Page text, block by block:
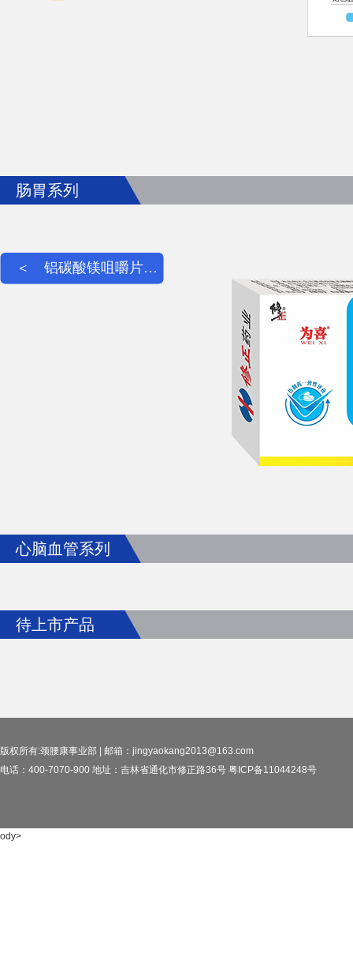
肠胃系列
＜ 铝碳酸镁咀嚼片…
心脑血管系列
待上市产品
版权所有:颈腰康事业部 | 邮箱：jingyaokang2013@163.com
电话：400-7070-900 地址：吉林省通化市修正路36号 粤ICP备11044248号
ody>